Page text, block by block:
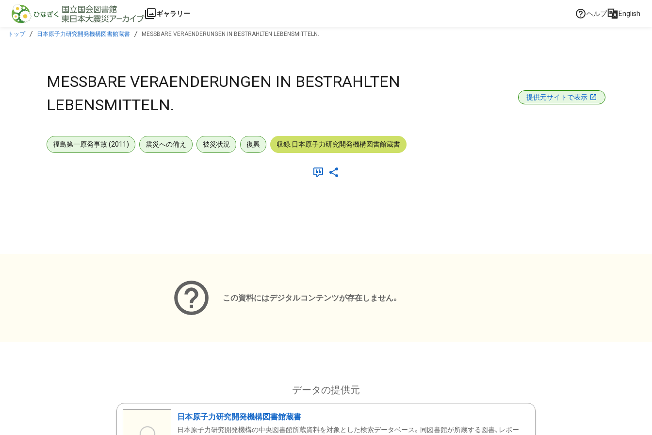
本文に飛ぶ
ギャラリー ヘルプ English
トップ 日本原子力研究開発機構図書館蔵書 MESSBARE VERAENDERUNGEN IN BESTRAHLTEN LEBENSMITTELN.
MESSBARE VERAENDERUNGEN IN BESTRAHLTEN
LEBENSMITTELN.
提供元サイトで表示
福島第一原発事故 (2011) 震災への備え 被災状況 復興 収録:日本原子力研究開発機構図書館蔵書
この資料にはデジタルコンテンツが存在しません。
データの提供元
日本原子力研究開発機構図書館蔵書
日本原子力研究開発機構の中央図書館所蔵資料を対象とした検索データベース。同図書館が所蔵する図書、レポー